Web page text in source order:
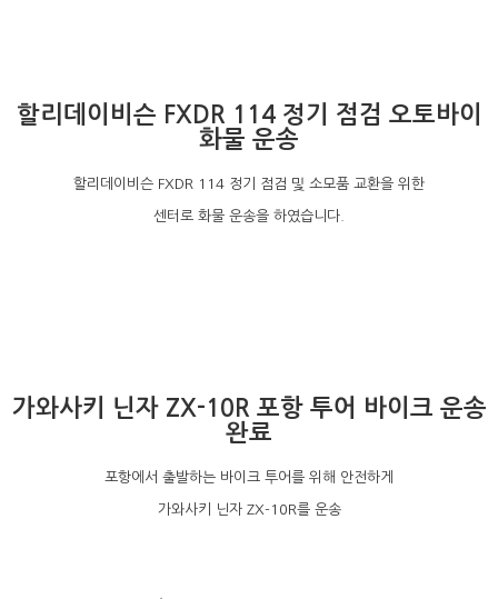
할리데이비슨 FXDR 114 정기 점검 오토바이
화물 운송
할리데이비슨 FXDR 114 정기 점검 및 소모품 교환을 위한
센터로 화물 운송을 하였습니다.
가와사키 닌자 ZX-10R 포항 투어 바이크 운송
완료
포항에서 출발하는 바이크 투어를 위해 안전하게
가와사키 닌자 ZX-10R를 운송